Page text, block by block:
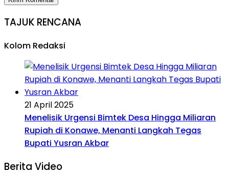
TAJUK RENCANA
Kolom Redaksi
21 April 2025
Menelisik Urgensi Bimtek Desa Hingga Miliaran
Rupiah di Konawe, Menanti Langkah Tegas
Bupati Yusran Akbar
Berita Video